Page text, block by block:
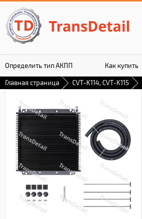
Определить тип АКПП Как купить
Гарантия
Главная страница CVT-K114, CVT-K115